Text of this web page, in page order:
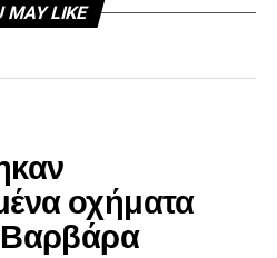
MAY LIKE
οχήματα